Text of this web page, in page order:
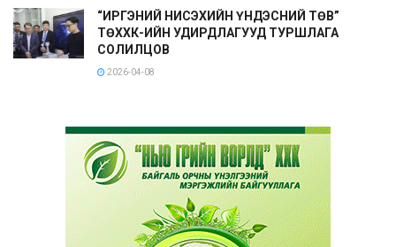
“ИРГЭНИЙ НИСЭХИЙН ҮНДЭСНИЙ ТӨВ”
ТӨХХК-ИЙН УДИРДЛАГУУД ТУРШЛАГА
СОЛИЛЦОВ
2026-04-08